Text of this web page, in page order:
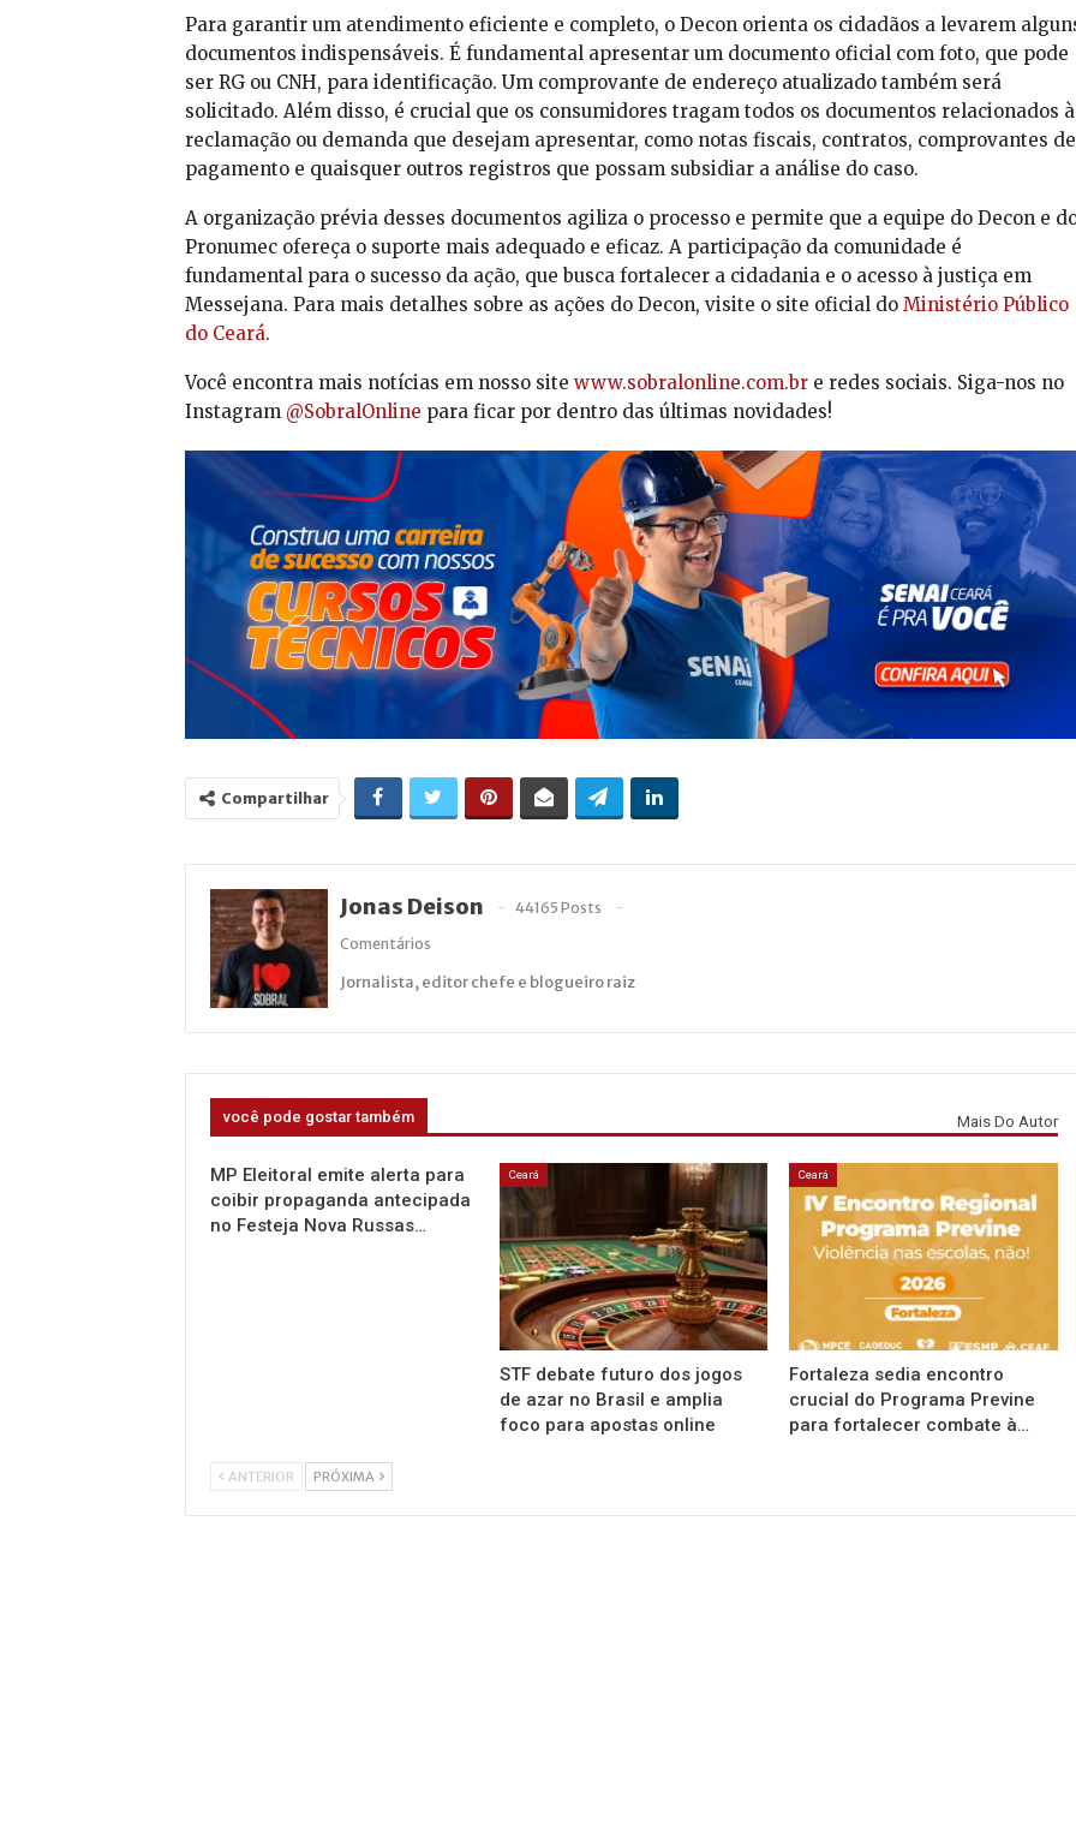
Para garantir um atendimento eficiente e completo, o Decon orienta os cidadãos a levarem
documentos indispensáveis. É fundamental apresentar um documento oficial com foto, que pode
ser RG ou CNH, para identificação. Um comprovante de endereço atualizado também será
solicitado. Além disso, é crucial que os consumidores tragam todos os documentos relacionados à
reclamação ou demanda que desejam apresentar, como notas fiscais, contratos, comprovantes de
pagamento e quaisquer outros registros que possam subsidiar a análise do caso.
A organização prévia desses documentos agiliza o processo e permite que a equipe do Decon e
Pronumec ofereça o suporte mais adequado e eficaz. A participação da comunidade é
fundamental para o sucesso da ação, que busca fortalecer a cidadania e o acesso à justiça em
Messejana. Para mais detalhes sobre as ações do Decon, visite o site oficial do Ministério Público
do Ceará.
Você encontra mais notícias em nosso site www.sobralonline.com.bre redes sociais. Siga-nos no
Instagram @SobralOnline para ficar por dentro das últimas novidades!
Compartilhar
Jonas Deison
44165 Posts
Comentários
Jornalista, editor chefe e blogueiro raiz
você pode gostar também Mais Do Autor
MP Eleitoral emite alerta para
coibir propaganda antecipada
no Festeja Nova Russas…
Ceará
STF debate futuro dos jogos
de azar no Brasil e amplia
foco para apostas online
Ceará
Fortaleza sedia encontro
crucial do Programa Previne
para fortalecer combate à…
ANTERIOR PRÓXIMA